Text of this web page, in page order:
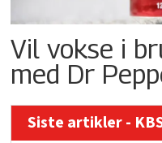
Vil vokse i
med Dr
Siste artikler -